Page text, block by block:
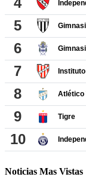
Noticias Mas Vistas